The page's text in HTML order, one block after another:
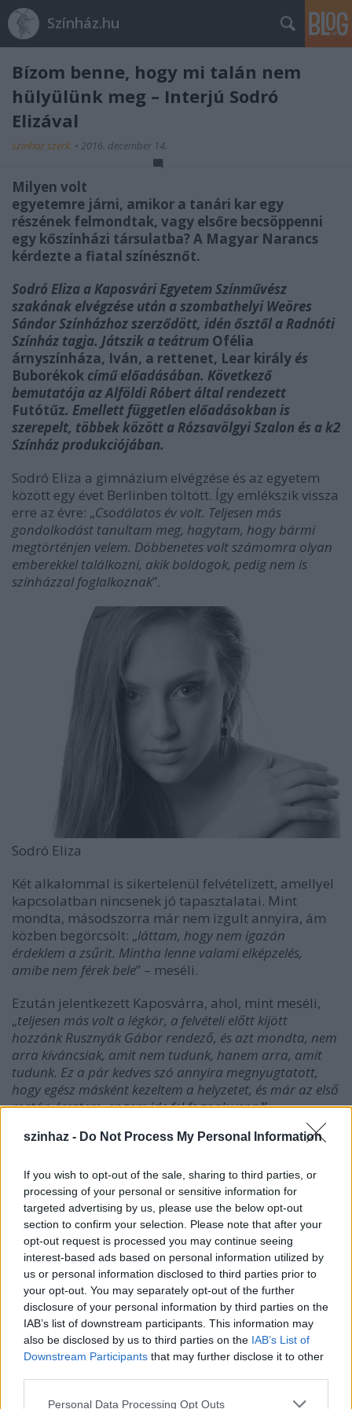
szinhaz - Do Not Process My Personal Information
If you wish to opt-out of the sale, sharing to third parties, or
processing of your personal or sensitive information for
targeted advertising by us, please use the below opt-out
section to confirm your selection. Please note that after your
opt-out request is processed you may continue seeing
interest-based ads based on personal information utilized by
us or personal information disclosed to third parties prior to
your opt-out. You may separately opt-out of the further
disclosure of your personal information by third parties on the
IAB’s list of downstream participants. This information may
also be disclosed by us to third parties on the IAB’s List of
Downstream Participants that may further disclose it to other
Please note that this website/app uses one or more Google
Personal Data Processing Opt Outs
Színház.hu
Bízom benne, hogy mi talán nem
hülyülünk meg – Interjú Sodró
Elizával
szinhaz szerk. • 2016. december 14.
Milyen volt
egyetemre járni, amikor a tanári kar egy
részének felmondtak, vagy elsőre becsöppenni
egy kőszínházi társulatba? A Magyar Narancs
kérdezte a fiatal színésznőt.
Sodró Eliza a Kaposvári Egyetem Színművész
szakának elvégzése után a szombathelyi Weöres
Sándor Színházhoz szerződött, idén ősztől a Radnóti
Színház tagja. Játszik a teátrum Ofélia
árnyszínháza, Iván, a rettenet, Lear király és
Buborékok című előadásában. Következő
bemutatója az Alföldi Róbert által rendezett
Futótűz. Emellett független előadásokban is
szerepelt, többek között a Rózsavölgyi Szalon és a k2
Színház produkciójában.
Sodró Eliza a gimnázium elvégzése és az egyetem
között egy évet Berlinben töltött. Így emlékszik vissza
erre az évre: „Csodálatos év volt. Teljesen más
gondolkodást tanultam meg, hagytam, hogy bármi
megtörténjen velem. Döbbenetes volt számomra olyan
emberekkel találkozni, akik boldogok, pedig nem is
színházzal foglalkoznak”.
Sodró Eliza
Két alkalommal is sikertelenül felvételizett, amellyel
kapcsolatban nincsenek jó tapasztalatai. Mint
mondta, másodszorra már nem izgult annyira, ám
közben begörcsölt: „láttam, hogy nem igazán
érdeklem a zsűrit. Mintha lenne valami elképzelés,
amibe nem férek bele” – meséli.
Ezután jelentkezett Kaposvárra, ahol, mint meséli,
„teljesen más volt a légkör, a felvételi előtt kijött
hozzánk Rusznyák Gábor rendező, és azt mondta, nem
arra kíváncsiak, amit nem tudunk, hanem arra, amit
tudunk. Ez a pár kedves szó annyira megnyugtatott,
hogy egész másként kezeltem a helyzetet, és már az első
rostán éreztem, engem ide fel fognak venni”.